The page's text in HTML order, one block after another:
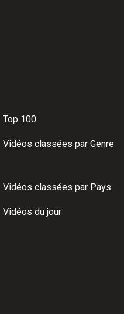
Top 100
Vidéos classées par Genre
Vidéos classées par Pays
Vidéos du jour